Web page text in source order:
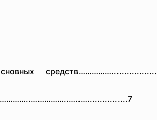
средств……………..................
..…..…................7